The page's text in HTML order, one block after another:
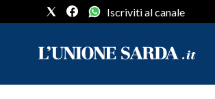
Iscriviti al canale